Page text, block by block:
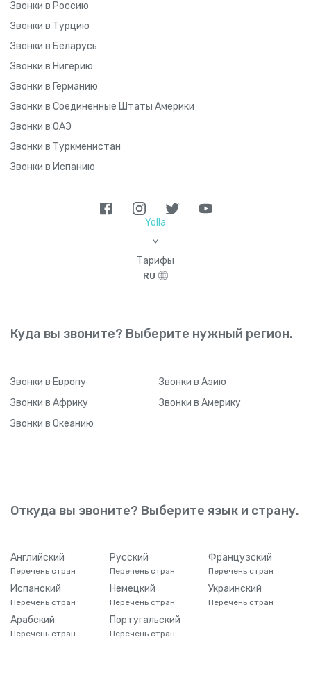
Звонки в Россию
Звонки в Турцию
Звонки в Беларусь
Звонки в Нигерию
Звонки в Германию
Звонки в Соединенные Штаты Америки
Звонки в ОАЭ
Звонки в Туркменистан
Звонки в Испанию
Yolla
>
Тарифы
RU
Куда вы звоните? Выберите нужный регион.
Звонки в Европу Звонки в Азию
Звонки в Африку Звонки в Америку
Звонки в Океанию
Откуда вы звоните? Выберите язык и страну.
Английский
Перечень стран
Русский
Перечень стран
Французский
Перечень стран
Испанский
Перечень стран
Немецкий
Перечень стран
Украинский
Перечень стран
Арабский
Перечень стран
Португальский
Перечень стран